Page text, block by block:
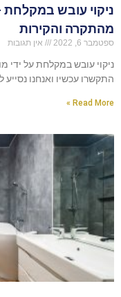
ניקוי עובש
מהתקרה והקירות
ספטמבר 6, 2022 אין תגובות
ניקוי עובש במקלחת על ידי
התקשרו עכשיו ואנחנו
Read More »